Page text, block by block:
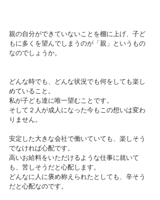
親の自分ができていないことを棚に上げ、子ど
もに多くを望んでしまうのが「親」というもの
なのでしょうか。
どんな時でも、どんな状況でも何をしても楽し
めていること。
私が子ども達に唯一望むことです。
そして２人が成人になった今もこの想いは変わ
りません。
安定した大きな会社で働いていても、楽しそう
でなければ心配です。
高いお給料をいただけるような仕事に就いて
も、苦しそうだと心配します。
どんなに人に褒め称えられたとしても、辛そう
だと心配なのです。